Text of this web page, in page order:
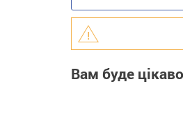
Вам буде цікаво